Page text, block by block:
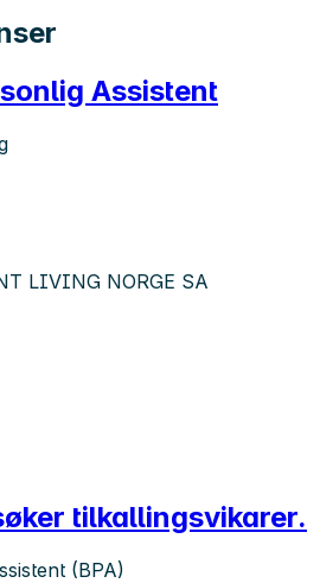
Assistent
LIVING NORGE SA
tilkallingsvikarer.
(BPA)